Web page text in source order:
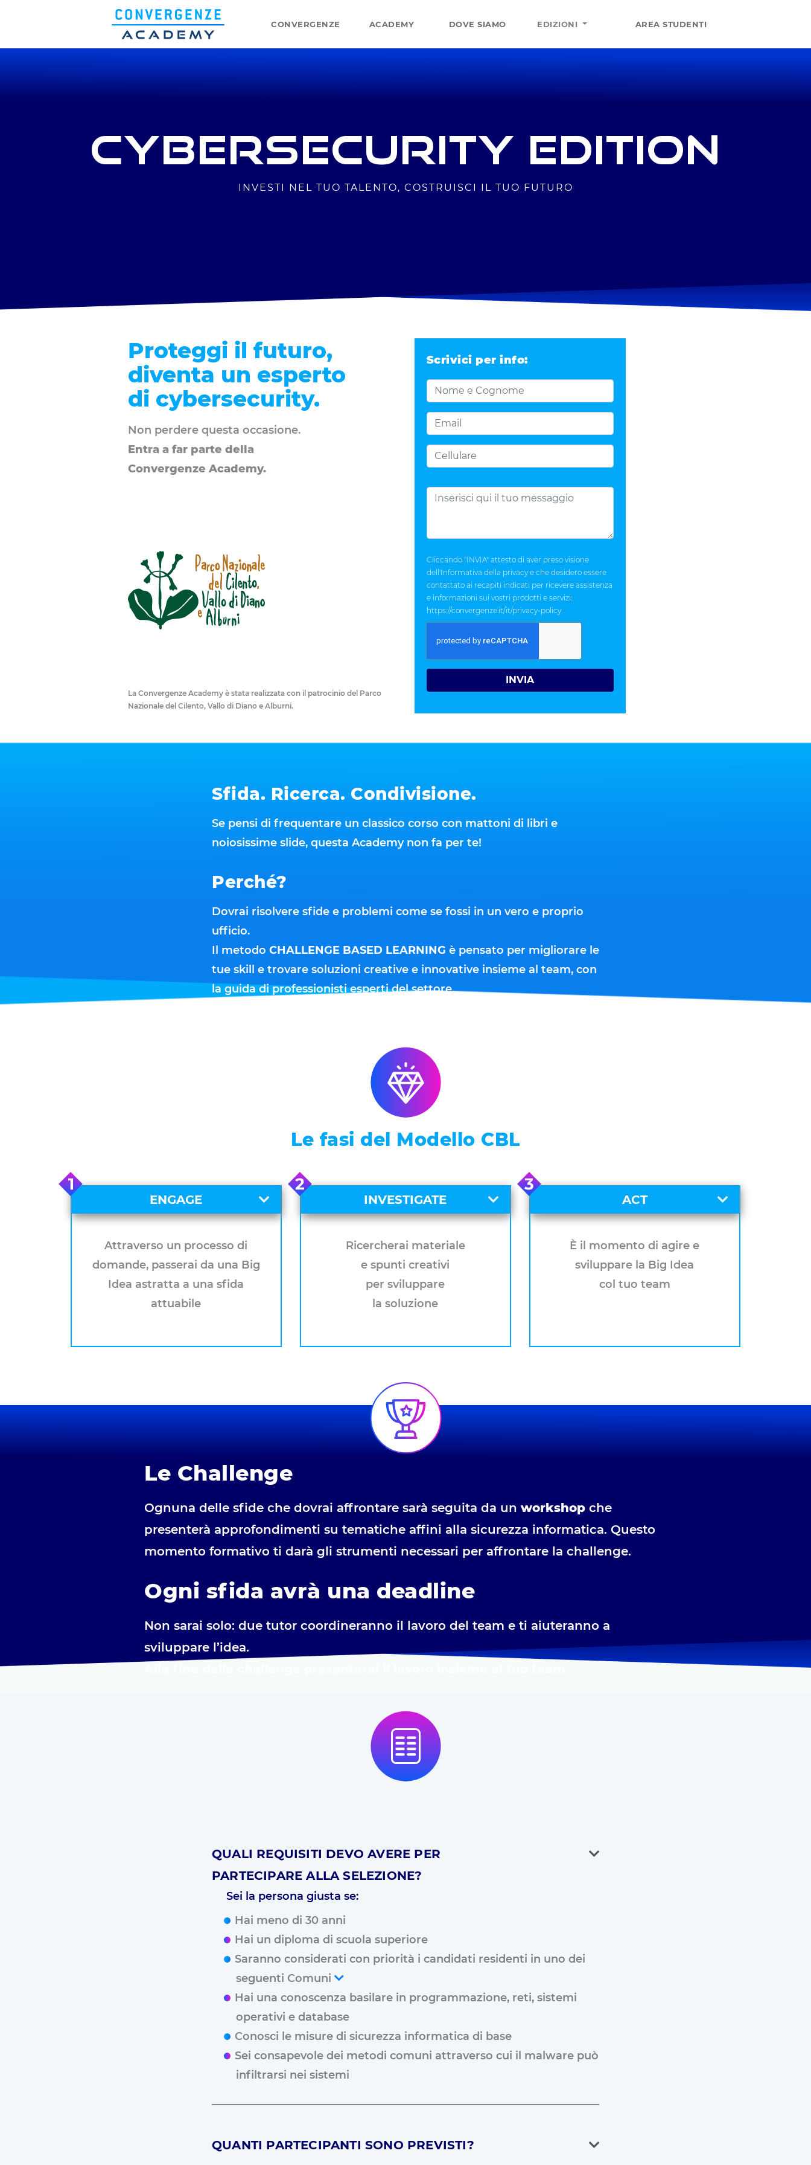
CONVERGENZE ACADEMY DOVE SIAMO EDIZIONI AREA STUDENTI
CYBERSECURITY EDITION
INVESTI NEL TUO TALENTO, COSTRUISCI IL TUO FUTURO
Proteggi il futuro,
diventa un esperto
di cybersecurity.
Non perdere questa occasione.
Entra a far parte della
Convergenze Academy.
La Convergenze Academy è stata realizzata con il patrocinio del Parco
Nazionale del Cilento, Vallo di Diano e Alburni.
Scrivici per info:
Cliccando "INVIA" attesto di aver preso visione
dell'Informativa della privacy e che desidero essere
contattato ai recapiti indicati per ricevere assistenza
e informazioni sui vostri prodotti e servizi:
https://convergenze.it/it/privacy-policy
INVIA
Sfida. Ricerca. Condivisione.
Se pensi di frequentare un classico corso con mattoni di libri e
noiosissime slide, questa Academy non fa per te!
Perché?
Dovrai risolvere sfide e problemi come se fossi in un vero e proprio
ufficio.
Il metodo CHALLENGE BASED LEARNING è pensato per migliorare le
tue skill e trovare soluzioni creative e innovative insieme al team, con
la guida di professionisti esperti del settore.
Le fasi del Modello CBL
ENGAGE
Attraverso un processo di
domande, passerai da una Big
Idea astratta a una sfida
attuabile
INVESTIGATE
Ricercherai materiale
e spunti creativi
per sviluppare
la soluzione
ACT
È il momento di agire e
sviluppare la Big Idea
col tuo team
Le Challenge
Ognuna delle sfide che dovrai affrontare sarà seguita da un workshop che
presenterà approfondimenti su tematiche affini alla sicurezza informatica. Questo
momento formativo ti darà gli strumenti necessari per affrontare la challenge.
Ogni sfida avrà una deadline
Non sarai solo: due tutor coordineranno il lavoro del team e ti aiuteranno a
sviluppare l’idea.
QUALI REQUISITI DEVO AVERE PER
PARTECIPARE ALLA SELEZIONE?
Sei la persona giusta se:
Hai meno di 30 anni
Hai un diploma di scuola superiore
Saranno considerati con priorità i candidati residenti in uno dei
seguenti Comuni
Hai una conoscenza basilare in programmazione, reti, sistemi
operativi e database
Conosci le misure di sicurezza informatica di base
Sei consapevole dei metodi comuni attraverso cui il malware può
infiltrarsi nei sistemi
QUANTI PARTECIPANTI SONO PREVISTI?